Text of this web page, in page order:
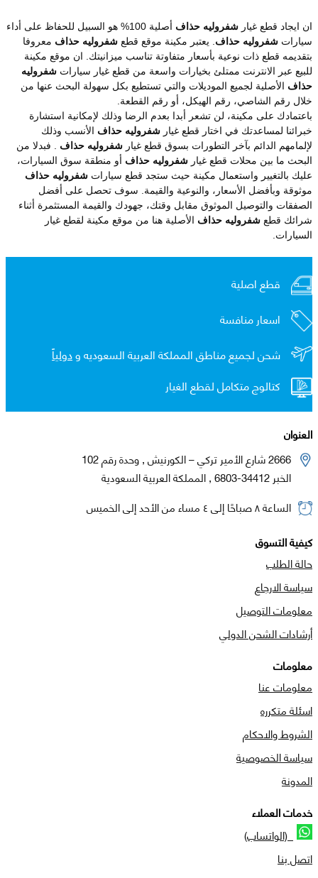
ان ايجاد قطع غيار شفروليه حذاف
أصلية 100% هو السبيل للحفاظ على أداء
سيارات شفروليه حذاف . يعتبر مكينة موقع قطع شفروليه حذاف معروفا
بتقديمه قطع ذات نوعية بأسعار متفاوتة تناسب ميزانيتك. ان موقع مكينة
للبيع عبر الانترنت ممتلئ بخيارات واسعة من قطع غيار سيارات شفروليه
حذاف الأصلية لجميع الموديلات والتي تستطيع بكل سهولة البحث عنها من
خلال رقم الشاصي، رقم الهيكل، أو رقم القطعة.
باعتمادك على مكينة، لن تشعر أبدا بعدم الرضا وذلك لإمكانية استشارة
خبرائنا لمساعدتك في اختار قطع غيار شفروليه حذاف الأنسب وذلك
لإلمامهم الدائم بآخر التطورات بسوق قطع غيار شفروليه حذاف . فبدلا من
البحث ما بين محلات قطع غيار شفروليه حذاف أو منطقة سوق السيارات،
عليك بالتغيير واستعمال مكينة حيث ستجد قطع سيارات شفروليه حذاف
موثوقة وبأفضل الأسعار، والنوعية والقيمة. سوف تحصل على أفضل
الصفقات والتوصيل الموثوق مقابل وقتك، جهودك والقيمة المستثمرة أثناء
شرائك قطع شفروليه حذاف الأصلية هنا من موقع مكينة لقطع غيار
السيارات.
قطع اصلية
اسعار منافسة
شحن لجميع مناطق المملكة العربية السعوديه ودولياً
كتالوج متكامل لقطع الغيار
العنوان
2666 شارع الأمير تركي – الكورنيش , وحدة رقم 102
الخبر 34412-6803 , المملكة العربية السعودية
الساعة ٨ صباحًا إلى ٤ مساء من الأحد إلى الخميس
كيفية التسوق
حالة الطلب
سياسة الارجاع
معلومات التوصيل
أرشادات الشحن الدولي
معلومات
معلومات عنا
اسئلة متكرره
الشروط والاحكام
سياسة الخصوصية
المدونة
خدمات العملاء
(الواتساب)
اتصل بنا